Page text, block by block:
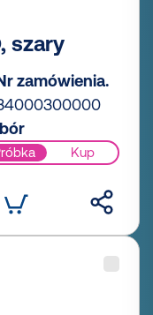
szary
zamówienia.
Kup